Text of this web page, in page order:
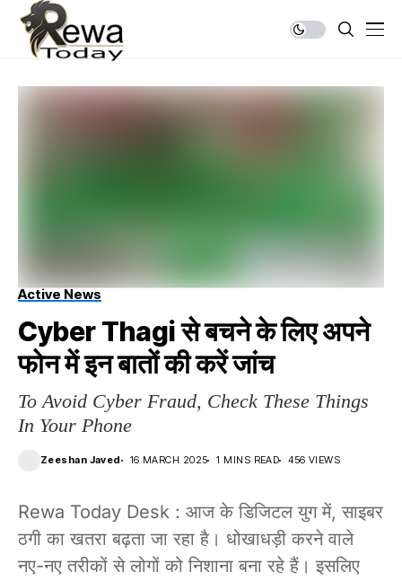
Active News
Cyber Thagi से बचने के लिए अपने
फोन में इन बातों की करें जांच
To Avoid Cyber Fraud, Check These Things
In Your Phone
Zeeshan Javed 16 MARCH 2025 1 MINS READ 456 VIEWS
Rewa Today Desk : आज के डिजिटल युग में, साइबर
ठगी का खतरा बढ़ता जा रहा है। धोखाधड़ी करने वाले
नए-नए तरीकों से लोगों को निशाना बना रहे हैं। इसलिए